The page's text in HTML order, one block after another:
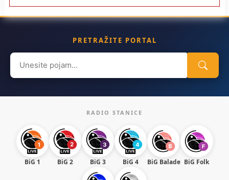
PRETRAŽITE PORTAL
Search
for:
RADIO STANICE
BiG 1 BiG 2 BiG 3 BiG 4 BiG Balade BiG Folk